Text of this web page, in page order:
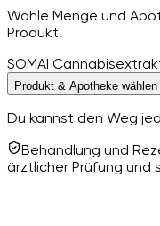
Wähle Menge und
Produkt.
SOMAI
Produkt & Apotheke wählen
Du kannst den Weg
Behandlung und
ärztlicher Prüfung und